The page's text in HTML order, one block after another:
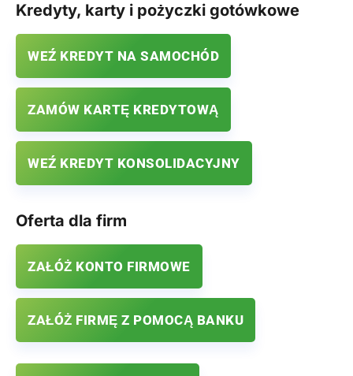
Kredyty, karty i pożyczki gotówkowe
WEŹ KREDYT NA SAMOCHÓD
ZAMÓW KARTĘ KREDYTOWĄ
WEŹ KREDYT KONSOLIDACYJNY
Oferta dla firm
ZAŁÓŻ KONTO FIRMOWE
ZAŁÓŻ FIRMĘ Z POMOCĄ BANKU